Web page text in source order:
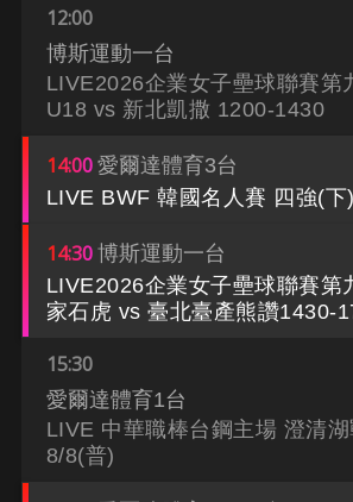
12:00
博斯運動一台
LIVE2026企業女子壘球聯賽第
U18 vs 新北凱撒 1200-1430
14:00 愛爾達體育3台
LIVE BWF 韓國名人賽 四強(
14:30 博斯運動一台
LIVE2026企業女子壘球聯賽第
家石虎 vs 臺北臺產熊讚1430-
15:30
愛爾達體育1台
LIVE 中華職棒台鋼主場 澄清湖
8/8(普)